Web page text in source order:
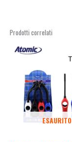
Prodotti correlati
ESAURITO